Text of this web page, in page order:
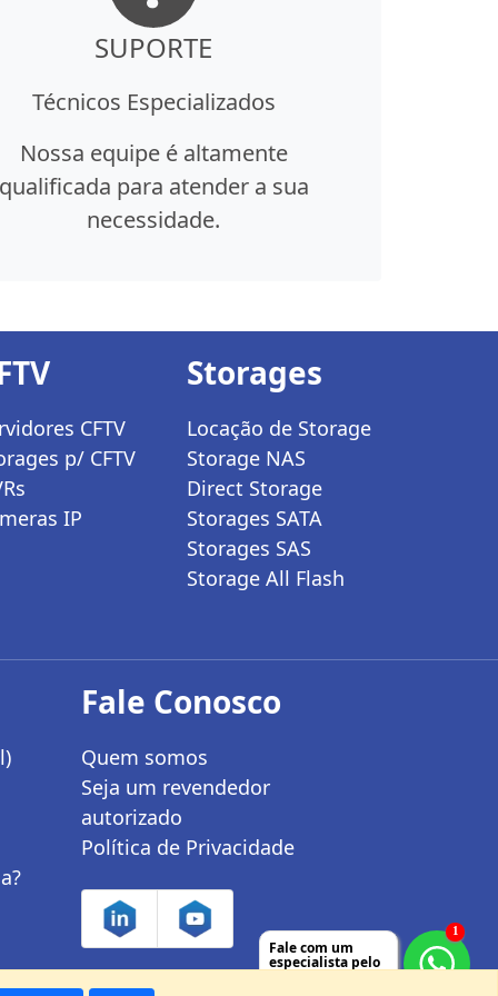
SUPORTE
Técnicos Especializados
Nossa equipe é altamente
qualificada para atender a sua
necessidade.
CFTV
p/ CFTV
IP
Storages
Locação de Storage
Storage NAS
Direct Storage
Storages SATA
Storages SAS
Storage All Flash
Fale Conosco
Quem somos
Seja um revendedor
autorizado
Política de Privacidade
1
Fale com um
especialista pelo
nosso Whatsapp!